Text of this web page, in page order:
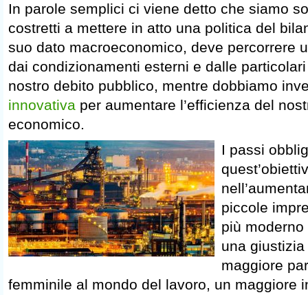
In parole semplici ci viene detto che siamo
costretti a mettere in atto una politica del
suo dato macroeconomico, deve percorrere
dai condizionamenti esterni e dalle
nostro debito pubblico, mentre dobbiamo
innovativa per aumentare l’efficienza del
economico.
I passi
piccole
più
una
maggiore
femminile al mondo del lavoro, un maggiore